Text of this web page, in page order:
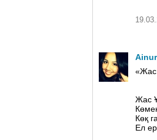
Жас
Көқ
Ел